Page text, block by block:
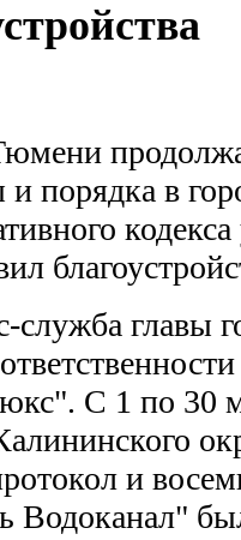
порядка в
служба главы
С 1 по 30
и